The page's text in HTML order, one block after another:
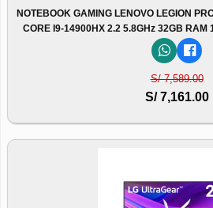
NOTEBOOK GAMING LENOVO LEGION
CORE I9-14900HX 2.2 5.8GHz 32GB RAM
S/ 7,589.00
S/ 7,161.00